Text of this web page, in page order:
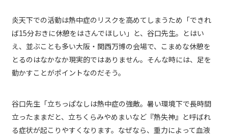
炎天下での活動は熱中症のリスクを高めてしまうため「できれ
ば15分おきに休憩をはさんでほしい」と、谷口先生。とはい
え、並ぶことも多い大阪・関西万博の会場で、こまめな休憩を
とるのはなかなか現実的ではありません。そんな時には、足を
動かすことがポイントなのだそう。
谷口先生「立ちっぱなしは熱中症の強敵。暑い環境下で長時間
立ったままだと、立ちくらみやめまいなど『熱失神』と呼ばれ
る症状が起こりやすくなります。なぜなら、重力によって血液